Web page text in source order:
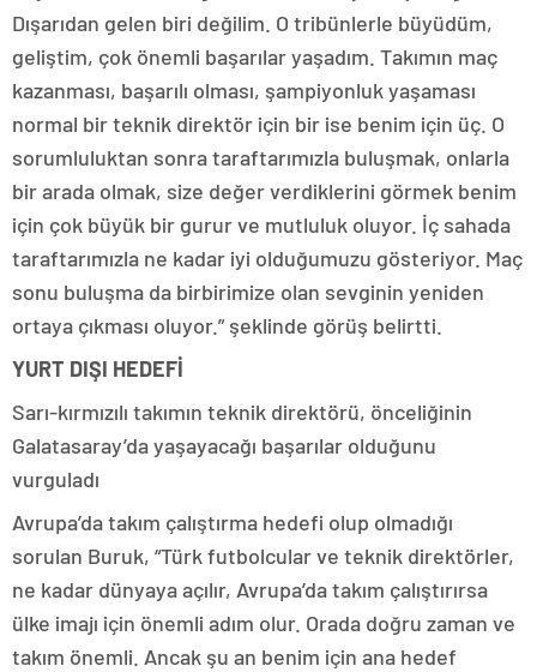
Dışarıdan gelen biri değilim. O tribünlerle büyüdüm,
geliştim, çok önemli başarılar yaşadım. Takımın maç
kazanması, başarılı olması, şampiyonluk yaşaması
normal bir teknik direktör için bir ise benim için üç. O
sorumluluktan sonra taraftarımızla buluşmak, onlarla
bir arada olmak, size değer verdiklerini görmek benim
için çok büyük bir gurur ve mutluluk oluyor. İç sahada
taraftarımızla ne kadar iyi olduğumuzu gösteriyor. Maç
sonu buluşma da birbirimize olan sevginin yeniden
ortaya çıkması oluyor.” şeklinde görüş belirtti.
YURT DIŞI HEDEFİ
Sarı-kırmızılı takımın teknik direktörü, önceliğinin
Galatasaray’da yaşayacağı başarılar olduğunu
vurguladı
Avrupa’da takım çalıştırma hedefi olup olmadığı
sorulan Buruk, “Türk futbolcular ve teknik direktörler,
ne kadar dünyaya açılır, Avrupa’da takım çalıştırırsa
ülke imajı için önemli adım olur. Orada doğru zaman ve
takım önemli. Ancak şu an benim için ana hedef